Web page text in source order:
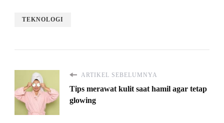
TEKNOLOGI
ARTIKEL SEBELUMNYA
Tips merawat kulit saat hamil agar tetap
glowing